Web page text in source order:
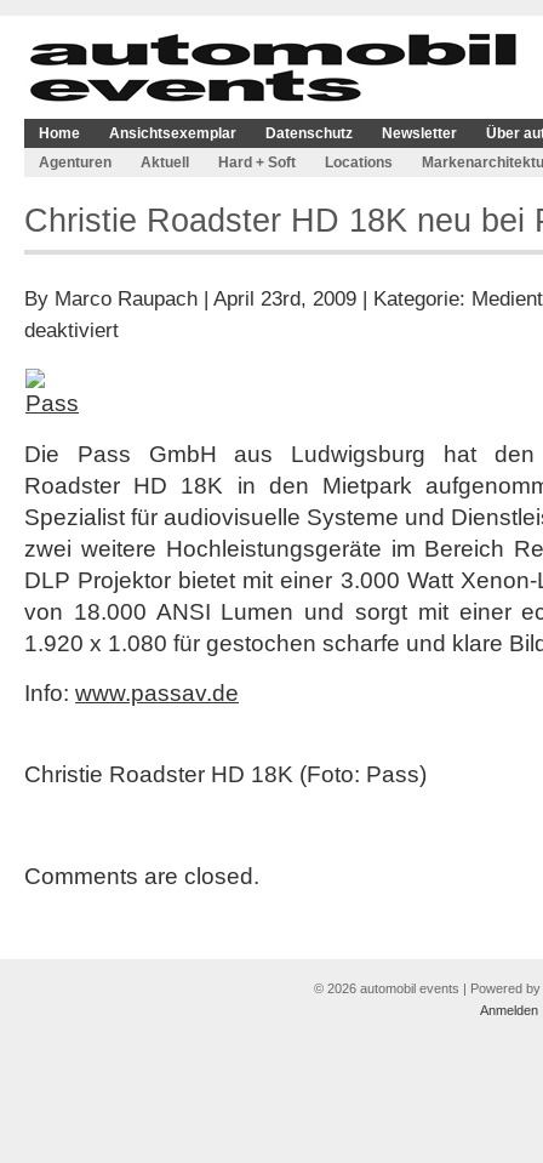
Home Ansichtsexemplar Datenschutz Newsletter
Über
Agenturen
Aktuell Hard + Soft Locations
Christie Roadster HD 18K neu bei
By Marco Raupach | April 23rd, 2009 | Kategorie:
deaktiviertfür
bei
Pass
Die Pass GmbH aus Ludwigsburg hat den
Roadster HD 18K in den Mietpark
Spezialist für audiovisuelle Systeme und
zwei weitere Hochleistungsgeräte im Bereich
DLP Projektor bietet mit einer 3.000 Watt
von 18.000 ANSI Lumen und sorgt mit einer
1.920 x 1.080 für gestochen scharfe und klare
Info: www.passav.de
Christie Roadster HD 18K (Foto: Pass)
Comments are closed.
© 2026 automobil events | Powered by
Anmelden|